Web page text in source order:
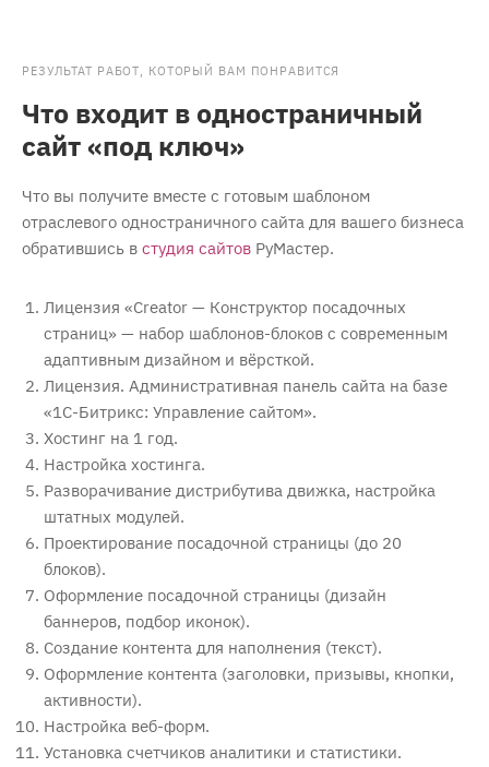
РЕЗУЛЬТАТ РАБОТ, КОТОРЫЙ ВАМ ПОНРАВИТСЯ
Что входит в одностраничный
сайт «под ключ»
Что вы получите вместе с готовым шаблоном
отраслевого одностраничного сайта для вашего бизнеса
обратившись в студия сайтов РуМастер.
Лицензия «Creator — Конструктор посадочных
страниц» — набор шаблонов-блоков с современным
адаптивным дизайном и вёрсткой.
Лицензия. Административная панель сайта на базе
«1С-Битрикс: Управление сайтом».
Хостинг на 1 год.
Настройка хостинга.
Разворачивание дистрибутива движка, настройка
штатных модулей.
Проектирование посадочной страницы (до 20
блоков).
Оформление посадочной страницы (дизайн
баннеров, подбор иконок).
Создание контента для наполнения (текст).
Оформление контента (заголовки, призывы, кнопки,
активности).
Настройка веб-форм.
Установка счетчиков аналитики и статистики.